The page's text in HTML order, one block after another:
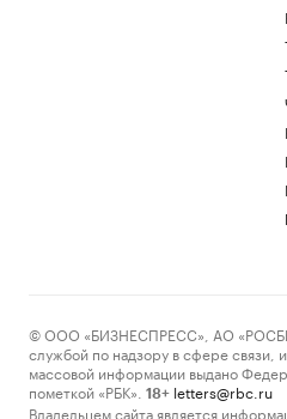
© ООО «БИЗНЕСПРЕСС», АО
службой по надзору в сфере связи,
массовой информации выдано
пометкой «РБК».
18+ letters@rbc.ru
Владельцем сайта является